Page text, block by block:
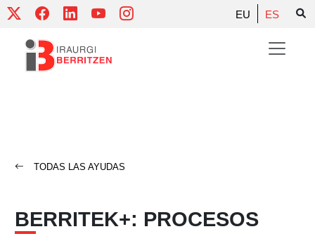
Skip
content
EU ES
TODAS LAS AYUDAS
BERRITEK+: PROCESOS